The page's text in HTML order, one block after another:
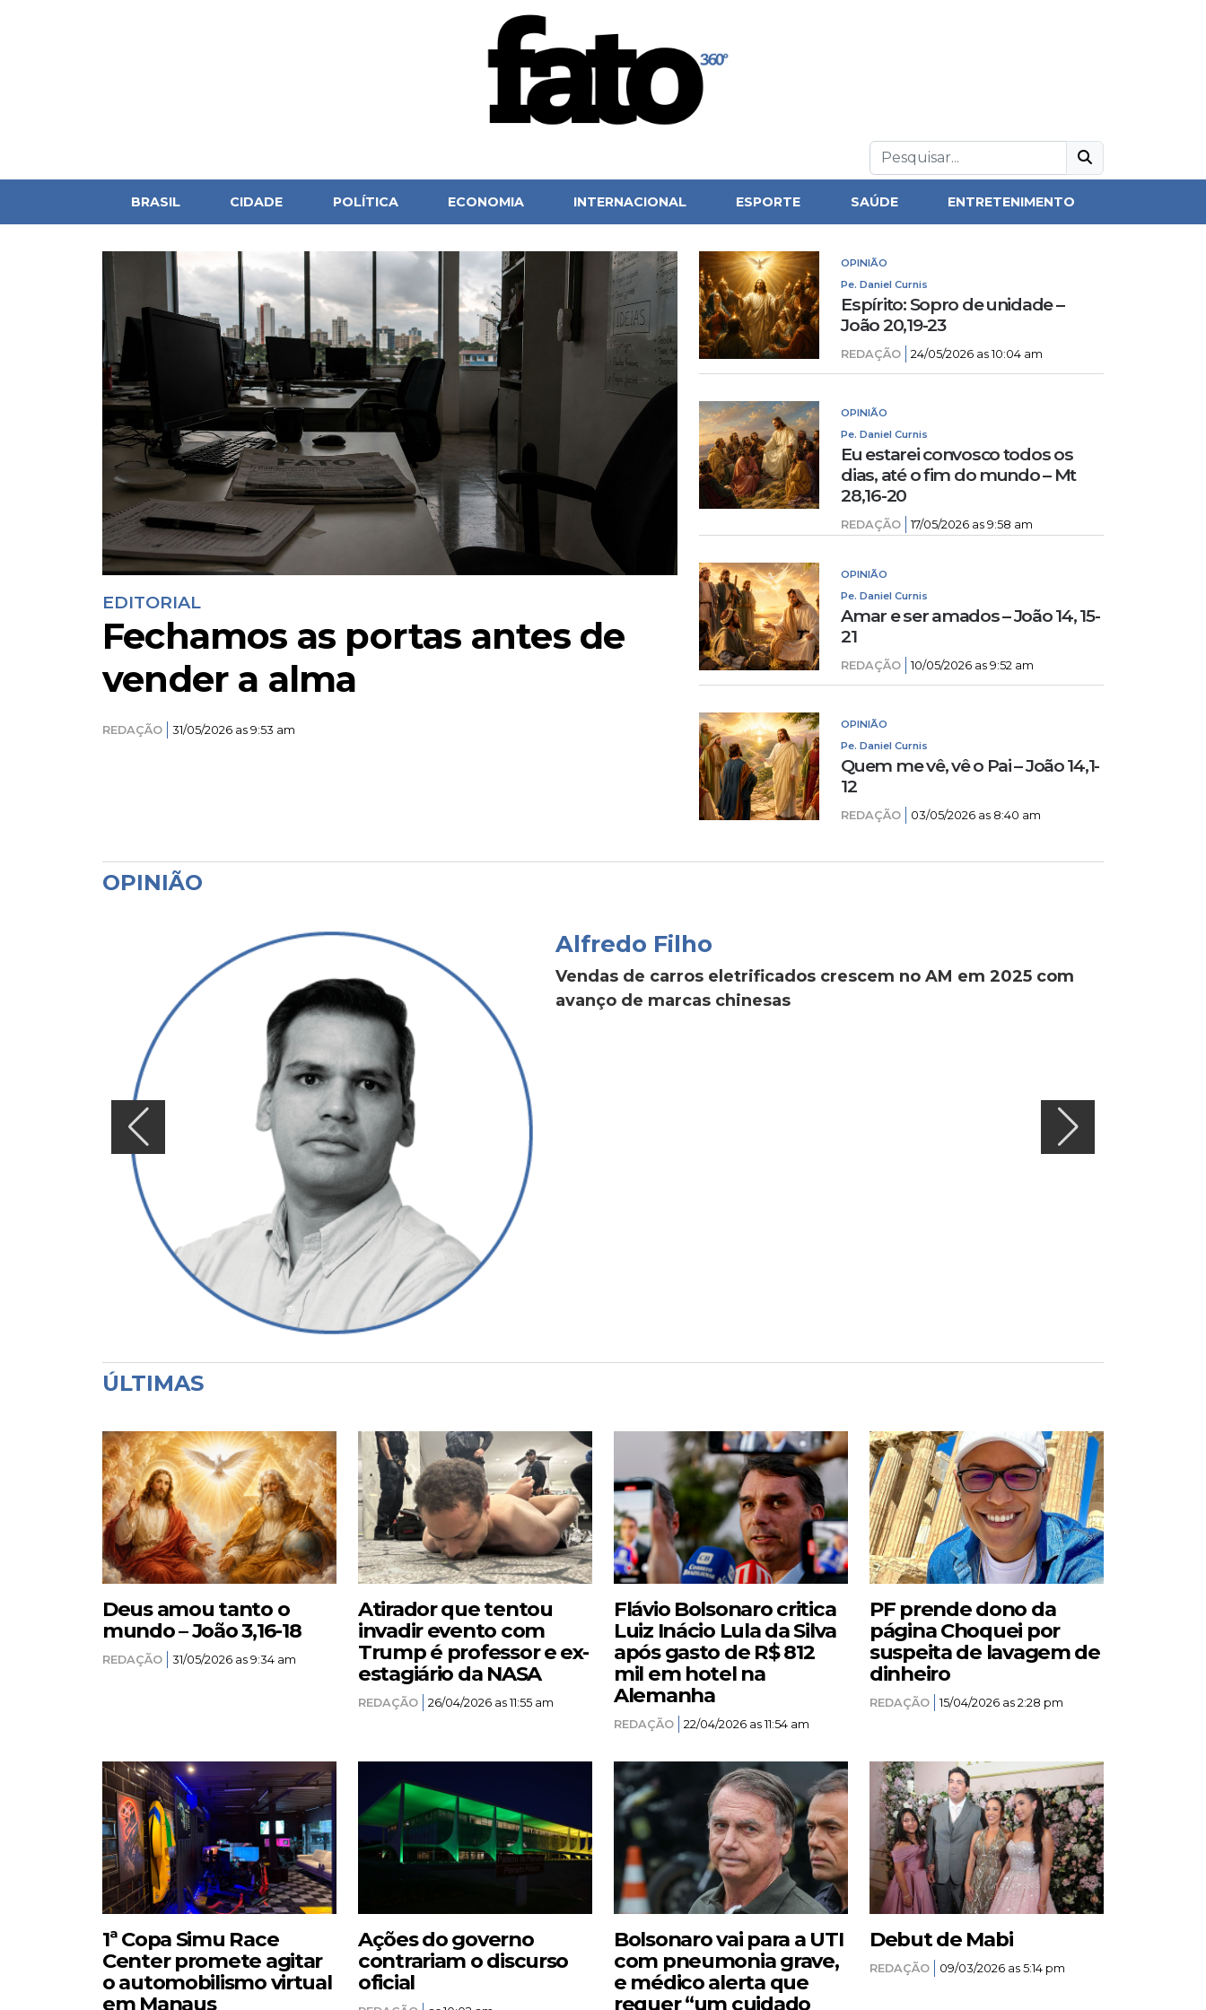
BRASIL CIDADE POLÍTICA ECONOMIA INTERNACIONAL ESPORTE SAÚDE ENTRETENIMENTO
EDITORIAL
Fechamos as portas antes de
vender a alma
REDAÇÃO 31/05/2026 as 9:53 am
OPINIÃO
Pe. Daniel Curnis
Espírito: Sopro de unidade –
João 20,19-23
REDAÇÃO 24/05/2026 as 10:04 am
OPINIÃO
Pe. Daniel Curnis
Eu estarei convosco todos os
dias, até o fim do mundo – Mt
28,16-20
REDAÇÃO 17/05/2026 as 9:58 am
OPINIÃO
Pe. Daniel Curnis
Amar e ser amados – João 14, 15-
21
REDAÇÃO 10/05/2026 as 9:52 am
OPINIÃO
Pe. Daniel Curnis
Quem me vê, vê o Pai – João 14,1-
12
REDAÇÃO 03/05/2026 as 8:40 am
OPINIÃO
Alfredo Filho
Vendas de carros eletrificados crescem no AM em 2025 com
avanço de marcas chinesas
ÚLTIMAS
Deus amou tanto o
mundo – João 3,16-18
REDAÇÃO 31/05/2026 as 9:34 am
Atirador que tentou
invadir evento com
Trump é professor e ex-
estagiário da NASA
REDAÇÃO 26/04/2026 as 11:55 am
Flávio Bolsonaro critica
Luiz Inácio Lula da Silva
após gasto de R$ 812
mil em hotel na
Alemanha
REDAÇÃO 22/04/2026 as 11:54 am
PF prende dono da
página Choquei por
suspeita de lavagem de
dinheiro
REDAÇÃO 15/04/2026 as 2:28 pm
1ª Copa Simu Race
Center promete agitar
o automobilismo virtual
em Manaus
Ações do governo
contrariam o discurso
oficial
Bolsonaro vai para a UTI
com pneumonia grave,
e médico alerta que
requer “um cuidado
Debut de Mabi
REDAÇÃO 09/03/2026 as 5:14 pm